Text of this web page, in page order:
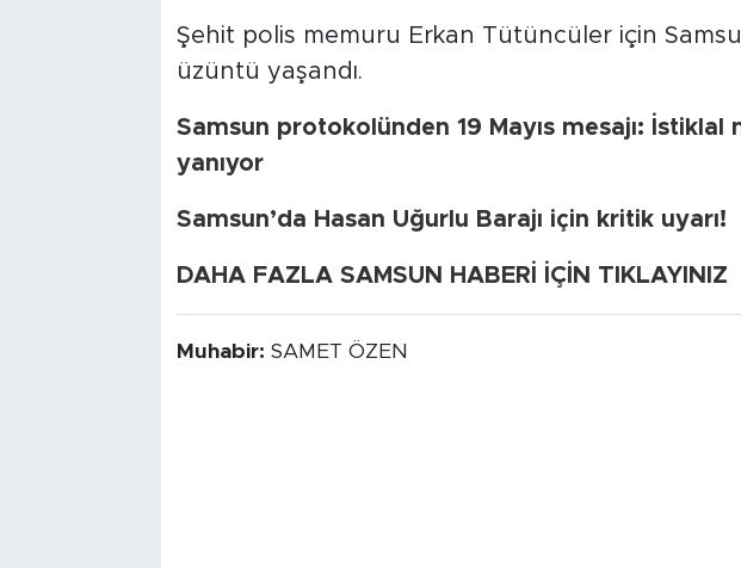
Şehit polis memuru Erkan Tütüncüler için
üzüntü yaşandı.
Samsun protokolünden 19 Mayıs mesajı: İstiklal
yanıyor
Samsun’da Hasan Uğurlu Barajı için kritik uyarı!
DAHA FAZLA SAMSUN HABERİ İÇİN TIKLAYINIZ
Muhabir: SAMET ÖZEN